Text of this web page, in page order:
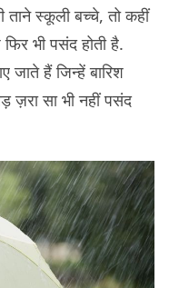
ताने स्कूली बच्चे, तो कहीं
भी पसंद होती है.
जाते हैं जिन्हें बारिश
ज़रा सा भी नहीं पसंद